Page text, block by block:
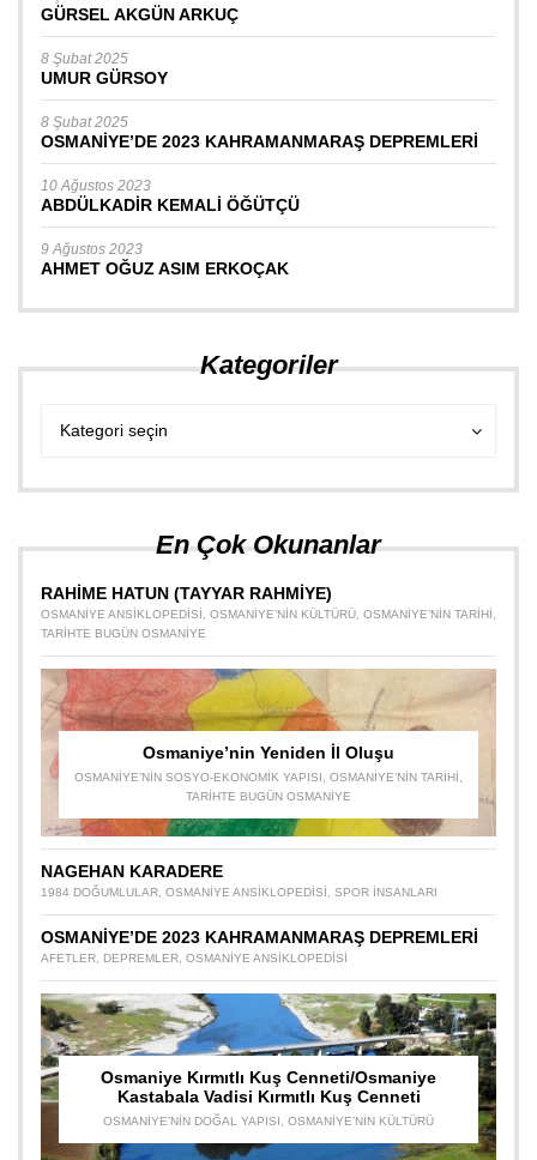
GÜRSEL AKGÜN ARKUÇ
8 Şubat 2025
UMUR GÜRSOY
8 Şubat 2025
OSMANİYE’DE 2023 KAHRAMANMARAŞ DEPREMLERİ
10 Ağustos 2023
ABDÜLKADİR KEMALİ ÖĞÜTÇÜ
9 Ağustos 2023
AHMET OĞUZ ASIM ERKOÇAK
Kategoriler
Kategori seçin
En Çok Okunanlar
RAHİME HATUN (TAYYAR RAHMİYE)
OSMANIYE ANSIKLOPEDISI OSMANIYE’NIN KÜLTÜRÜ OSMANIYE’NIN TARIHI
TARIHTE BUGÜN OSMANIYE
Osmaniye’nin Yeniden İl Oluşu
OSMANIYE’NIN SOSYO-EKONOMIK YAPISI OSMANIYE’NIN TARIHI
TARIHTE BUGÜN OSMANIYE
NAGEHAN KARADERE
1984 DOĞUMLULAR OSMANIYE ANSIKLOPEDISI SPOR INSANLARI
OSMANİYE’DE 2023 KAHRAMANMARAŞ DEPREMLERİ
AFETLER DEPREMLER OSMANIYE ANSIKLOPEDISI
Osmaniye Kırmıtlı Kuş Cenneti/Osmaniye
Kastabala Vadisi Kırmıtlı Kuş Cenneti
OSMANIYE’NIN DOĞAL YAPISI OSMANIYE’NIN KÜLTÜRÜ